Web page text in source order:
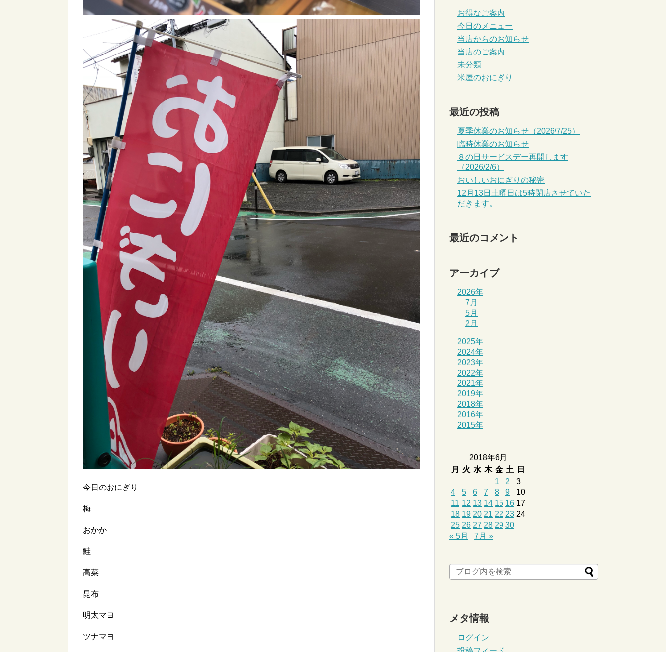
今日のおにぎり
梅
おかか
鮭
高菜
昆布
明太マヨ
ツナマヨ
お得なご案内
今日のメニュー
当店からのお知らせ
当店のご案内
未分類
米屋のおにぎり
最近の投稿
夏季休業のお知らせ（2026/7/25）
臨時休業のお知らせ
８の日サービスデー再開します
（2026/2/6）
おいしいおにぎりの秘密
12月13日土曜日は5時閉店させていた
だきます。
最近のコメント
アーカイブ
2026年
7月
5月
2月
2025年
2024年
2023年
2022年
2021年
2019年
2018年
2016年
2015年
2018年6月
月
火 水 木 金 土
日
1
2
3
4
5 6 7 8 9
10
11 12 13 14 15 16 17
18 19 20 21 22 23 24
25 26 27 28 29 30
« 5月
7月 »
メタ情報
ログイン
投稿フィード